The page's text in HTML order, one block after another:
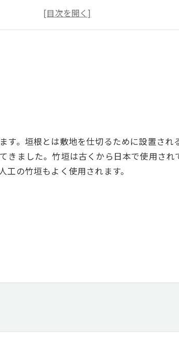
や用途による違い
。垣根とは敷地を仕切るために設置さ
きました。竹垣は古くから日本で使用さ
の竹垣もよく使用されます。